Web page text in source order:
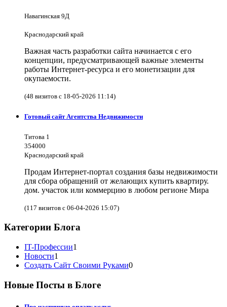
Навагинская 9Д
Краснодарский край
Важная часть разработки сайта начинается с его
концепции, предусматривающей важные элементы
работы Интернет-ресурса и его монетизации для
окупаемости.
(48 визитов с 18-05-2026 11:14)
Готовый сайт Агентства Недвижимости
Титова 1
354000
Краснодарский край
Продам Интернет-портал создания базы недвижимости
для сбора обращений от желающих купить квартиру.
дом. участок или коммерцию в любом регионе Мира
(117 визитов с 06-04-2026 15:07)
Категории Блога
IT-Профессии1
Новости1
Создать Сайт Своими Руками0
Новые Посты в Блоге